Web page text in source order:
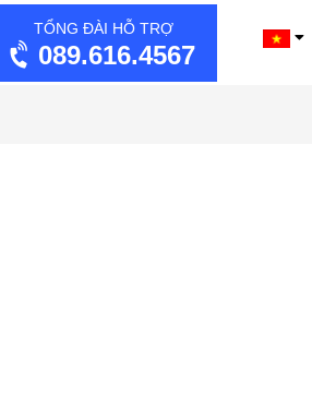
TỔNG ĐÀI HỖ TRỢ
089.616.4567